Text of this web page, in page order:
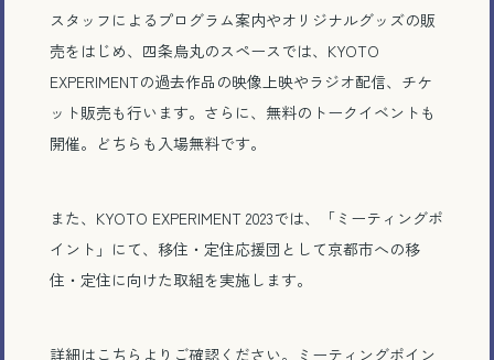
スタッフによるプログラム案内やオリジナルグッズの販
売をはじめ、四条烏丸のスペースでは、KYOTO
EXPERIMENTの過去作品の映像上映やラジオ配信、チケ
ット販売も行います。さらに、無料のトークイベントも
開催。どちらも入場無料です。
また、KYOTO EXPERIMENT 2023では、「ミーティングポ
イント」にて、移住・定住応援団として京都市への移
住・定住に向けた取組を実施します。
詳細はこちらよりご確認ください。
ミーティングポイン